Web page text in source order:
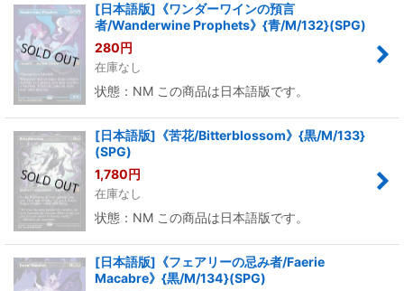
[日本語版]《ワンダーワインの預言
者/Wanderwine Prophets》{青/M/132}(SPG)
280円
在庫なし
状態：NM この商品は日本語版です。
[日本語版]《苦花/Bitterblossom》{黒/M/133}
(SPG)
1,780円
在庫なし
状態：NM この商品は日本語版です。
[日本語版]《フェアリーの忌み者/Faerie
Macabre》{黒/M/134}(SPG)